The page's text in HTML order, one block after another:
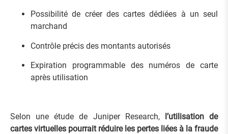
Possibilité de créer des cartes dédiées à un seul
marchand
Contrôle précis des montants autorisés
Expiration programmable des numéros de carte
après utilisation
Selon une étude de Juniper Research, l’utilisation de
cartes virtuelles pourrait réduire les pertes liées à la fraude